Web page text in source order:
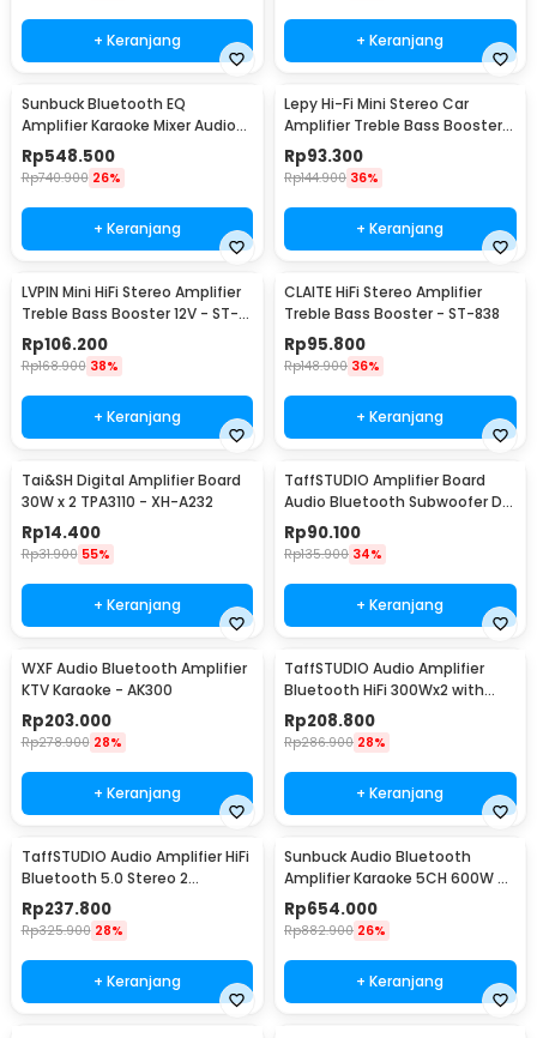
+ Keranjang + Keranjang
Sunbuck Bluetooth EQ
Amplifier Karaoke Mixer Audio
FM - AV-MP326BT
Rp548.500
Rp740.900 26%
+ Keranjang
Lepy Hi-Fi Mini Stereo Car
Amplifier Treble Bass Booster -
AK-170
Rp93.300
Rp144.900 36%
+ Keranjang
LVPIN Mini HiFi Stereo Amplifier
Treble Bass Booster 12V - ST-
838
Rp106.200
Rp168.900 38%
+ Keranjang
CLAITE HiFi Stereo Amplifier
Treble Bass Booster - ST-838
Rp95.800
Rp148.900 36%
+ Keranjang
Tai&SH Digital Amplifier Board
30W x 2 TPA3110 - XH-A232
Rp14.400
Rp31.900 55%
+ Keranjang
TaffSTUDIO Amplifier Board
Audio Bluetooth Subwoofer DIY
35W - D30K
Rp90.100
Rp135.900 34%
+ Keranjang
WXF Audio Bluetooth Amplifier
KTV Karaoke - AK300
Rp203.000
Rp278.900 28%
+ Keranjang
TaffSTUDIO Audio Amplifier
Bluetooth HiFi 300Wx2 with
Remote Control - BT-198E
Rp208.800
Rp286.900 28%
+ Keranjang
TaffSTUDIO Audio Amplifier HiFi
Bluetooth 5.0 Stereo 2
Channel 800W - BT-309A
Rp237.800
Rp325.900 28%
+ Keranjang
Sunbuck Audio Bluetooth
Amplifier Karaoke 5CH 600W -
AV-608BT
Rp654.000
Rp882.900 26%
+ Keranjang